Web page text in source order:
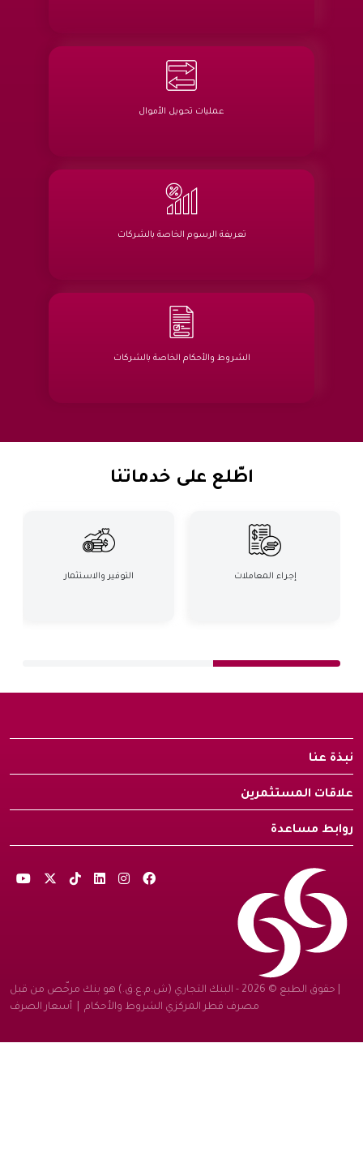
عمليات تحويل الأموال
تعريفة الرسوم الخاصة بالشركات
الشروط والأحكام الخاصة بالشركات
اطّلع على خدماتنا
إجراء المعاملات التوفير والاستثمار
نبذة عنا
علاقات المستثمرين
روابط مساعدة
| حقوق الطبع © 2026 - البنك التجاري (ش.م.ع.ق.) هو بنك مرخّص من قبل
مصرف قطر المركزي الشروط والأحكام | أسعار الصرف